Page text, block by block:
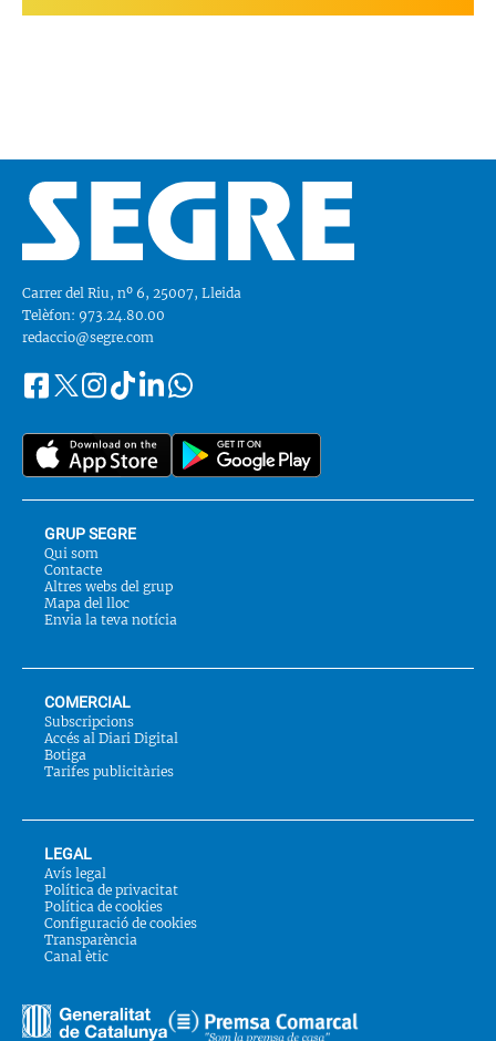
Carrer del Riu, nº 6, 25007, Lleida
Telèfon: 973.24.80.00
redaccio@segre.com
Segueix-
a::
FacebookInstagram
TiktokLinkedinWhatsapp
GRUP SEGRE
Qui som
Contacte
Altres webs del grup
Mapa del lloc
Envia la teva notícia
COMERCIAL
Subscripcions
Accés al Diari Digital
Botiga
Tarifes publicitàries
LEGAL
Avís legal
Política de privacitat
Política de cookies
Configuració de cookies
Transparència
Canal ètic